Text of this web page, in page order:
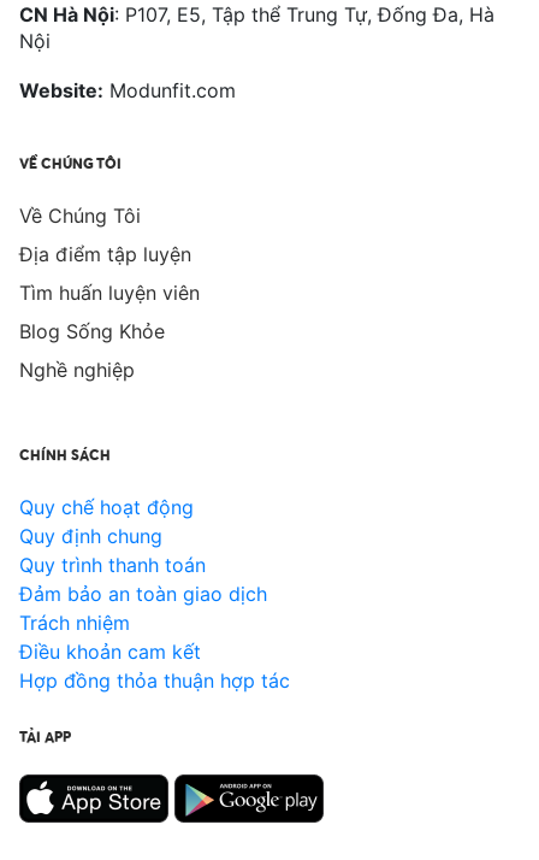
CN Hà Nội: P107, E5, Tập thể Trung Tự, Đống Đa, Hà
Nội
Website: Modunfit.com
VỀ CHÚNG TÔI
Về Chúng Tôi
Địa điểm tập luyện
Tìm huấn luyện viên
Blog Sống Khỏe
Nghề nghiệp
CHÍNH SÁCH
Quy chế hoạt động
Quy định chung
Quy trình thanh toán
Đảm bảo an toàn giao dịch
Trách nhiệm
Điều khoản cam kết
Hợp đồng thỏa thuận hợp tác
TẢI APP